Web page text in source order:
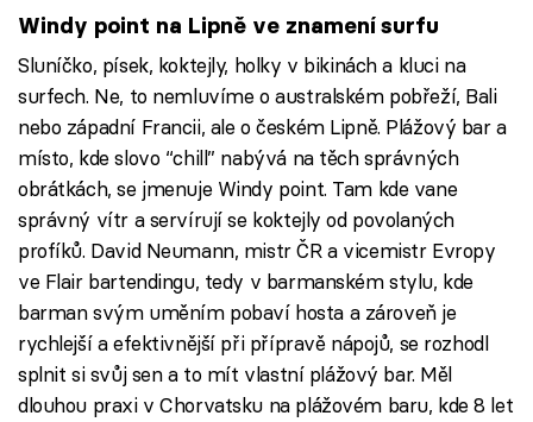
Windy point na Lipně ve znamení surfu
Sluníčko, písek, koktejly, holky v bikinách a kluci na
surfech. Ne, to nemluvíme o australském pobřeží, Bali
nebo západní Francii, ale o českém Lipně. Plážový bar a
místo, kde slovo “chill” nabývá na těch správných
obrátkách, se jmenuje Windy point. Tam kde vane
správný vítr a servírují se koktejly od povolaných
profíků. David Neumann, mistr ČR a vicemistr Evropy
ve Flair bartendingu, tedy v barmanském stylu, kde
barman svým uměním pobaví hosta a zároveň je
rychlejší a efektivnější při přípravě nápojů, se rozhodl
splnit si svůj sen a to mít vlastní plážový bar. Měl
dlouhou praxi v Chorvatsku na plážovém baru, kde 8 let